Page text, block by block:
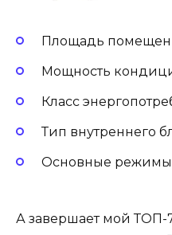
Площадь
Мощность
Класс
Тип внутреннего
Основные режимы:
А завершает мой ТОП-